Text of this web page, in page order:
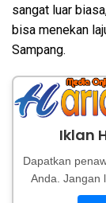
sangat luar
bisa menekan
Sampang.
Iklan
Dapatkan
Anda. Jangan